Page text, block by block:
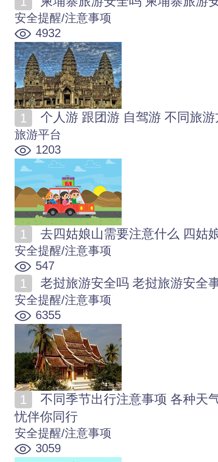
安全提醒/注意事项
4932
个人游 跟团游 自驾游 不同旅
旅游平台
1203
去四姑娘山需要注意什么 四姑
安全提醒/注意事项
547
老挝旅游安全吗 老挝旅游安全
安全提醒/注意事项
6355
忧伴你同行
安全提醒/注意事项
3059